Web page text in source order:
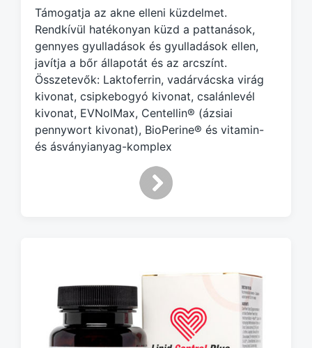
g
d
w
i
t
h
Támogatja az akne elleni küzdelmet.
Rendkívül hatékonyan küzd a pattanások,
gennyes gyulladások és gyulladások ellen,
javítja a bőr állapotát és az arcszínt.
Összetevők: Laktoferrin, vadárvácska virág
kivonat, csipkebogyó kivonat, csalánlevél
kivonat, EVNolMax, Centellin® (ázsiai
pennywort kivonat), BioPerine® és vitamin-
és ásványianyag-komplex